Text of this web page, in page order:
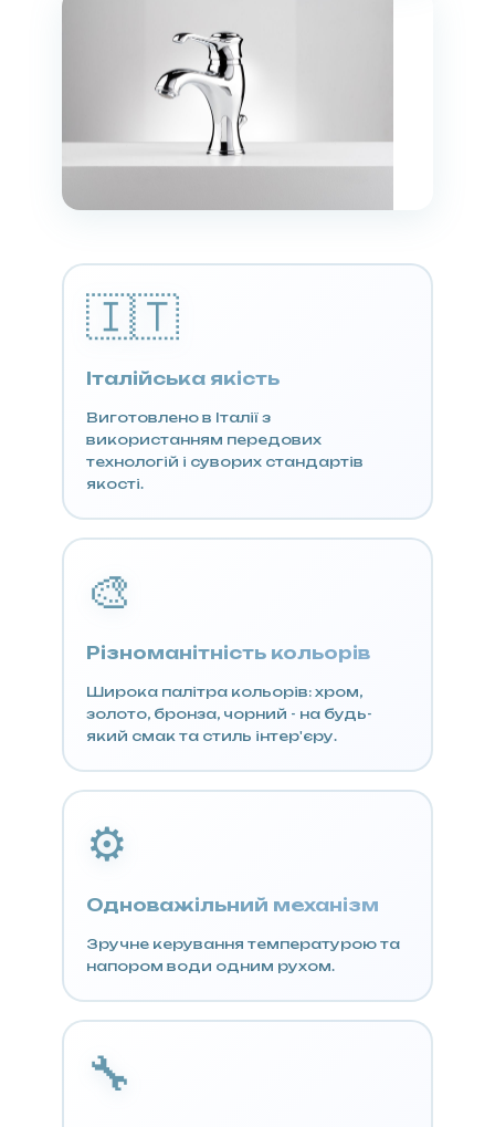
🇮🇹
Італійська якість
Виготовлено в Італії з
використанням передових
технологій і суворих стандартів
якості.
🎨
Різноманітність кольорів
Широка палітра кольорів: хром,
золото, бронза, чорний - на будь-
який смак та стиль інтер'єру.
⚙️
Одноважільний механізм
Зручне керування температурою та
напором води одним рухом.
🔧